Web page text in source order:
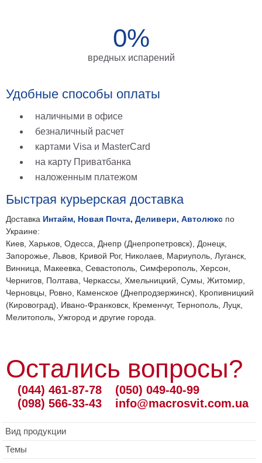
0%
вредных испарений
Удобные способы оплаты
наличными в офисе
безналичный расчет
картами Visa и MasterCard
на карту Приватбанка
наложенным платежом
Быстрая курьерская доставка
Доставка Интайм, Новая Почта, Деливери, Автолюкс по
Украине:
Киев, Харьков, Одесса, Днепр (Днепропетровск), Донецк,
Запорожье, Львов, Кривой Рог, Николаев, Мариуполь, Луганск,
Винница, Макеевка, Севастополь, Симферополь, Херсон,
Чернигов, Полтава, Черкассы, Хмельницкий, Сумы, Житомир,
Черновцы, Ровно, Каменское (Днепродзержинск), Кропивницкий
(Кировоград), Ивано-Франковск, Кременчуг, Тернополь, Луцк,
Мелитополь, Ужгород и другие города.
Остались вопросы?
(044) 461-87-78
(098) 566-33-43
(050) 049-40-99
info@macrosvit.com.ua
Вид продукции
Темы